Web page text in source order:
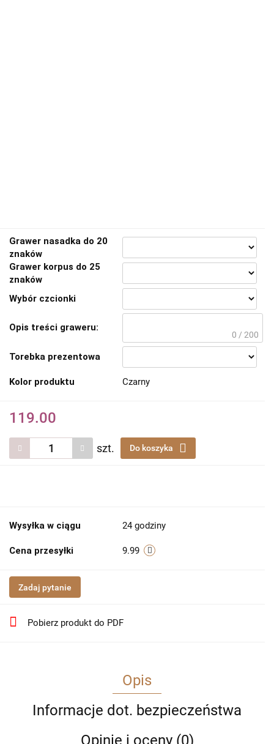
Grawer nasadka do 20
znaków
Grawer korpus do 25
znaków
Wybór czcionki
Opis treści graweru:
0 / 200
Torebka prezentowa
Kolor produktu Czarny
119.00
szt. Do koszyka
Wysyłka w ciągu 24 godziny
Cena przesyłki 9.99
Zadaj pytanie
Pobierz produkt do PDF
Opis
Informacje dot. bezpieczeństwa
Opinie i oceny (0)